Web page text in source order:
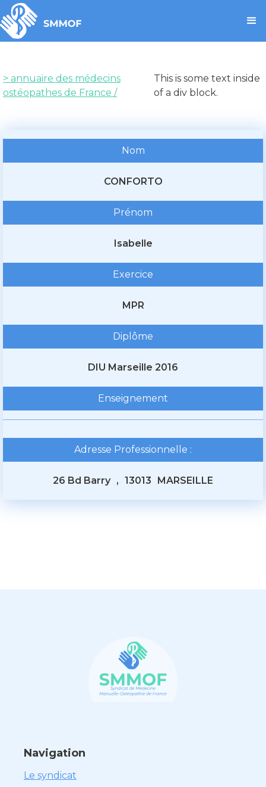
> annuaire des médecins
ostéopathes de France /
This is some text inside
of a div block.
Nom
CONFORTO
Prénom
Isabelle
Exercice
MPR
Diplôme
DIU Marseille 2016
Enseignement
Adresse Professionnelle :
26 Bd Barry , 13013 MARSEILLE
Navigation
Le syndicat